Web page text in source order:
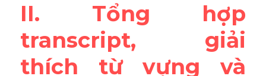
Đề thi thật IELTS
Vocabulary
II. Tổng hợp
transcript, giải
thích từ vựng và